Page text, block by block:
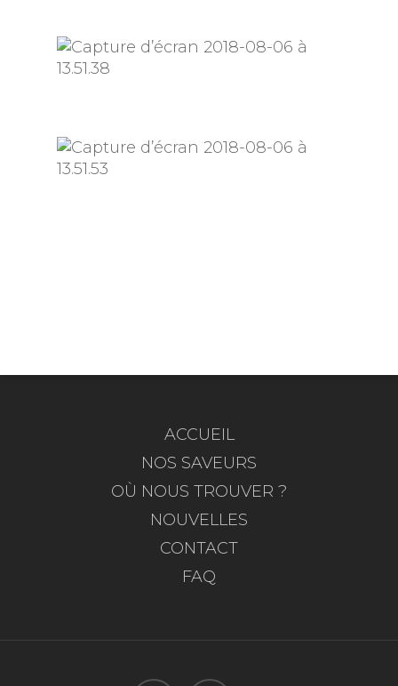
ACCUEIL
NOS SAVEURS
OÙ NOUS TROUVER ?
NOUVELLES
CONTACT
FAQ